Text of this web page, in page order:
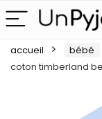
accueil bébé
coton timberland